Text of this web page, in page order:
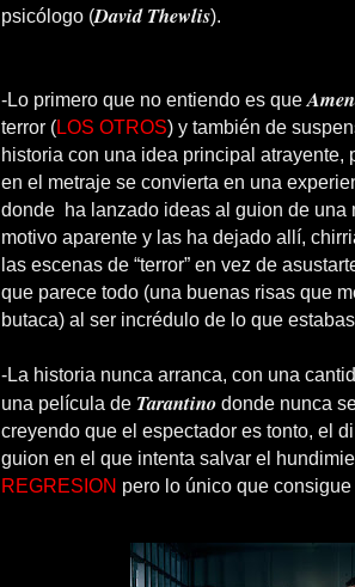
psicólogo (David Thewlis).
-Lo primero que no entiendo es que
terror (LOS OTROS) y también de
historia con una idea principal atrayente,
en el metraje se convierta en una
donde ha lanzado ideas al guion de una
motivo aparente y las ha dejado allí,
las escenas de “terror” en vez de
que parece todo (una buenas risas que
butaca) al ser incrédulo de lo que
-La historia nunca arranca, con una
una película de Tarantino donde nunca
creyendo que el espectador es tonto, el
guion en el que intenta salvar el
REGRESION pero lo único que